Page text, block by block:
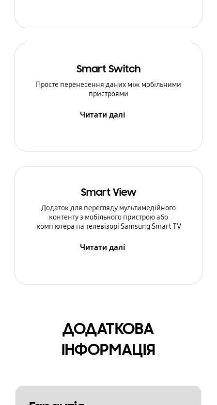
Smart Switch
Просте перенесення даних між мобільними
пристроями
Читати далі
Smart View
Додаток для перегляду мультимедійного
контенту з мобільного пристрою або
комп'ютера на телевізорі Samsung Smart TV
Читати далі
ДОДАТКОВА
ІНФОРМАЦІЯ